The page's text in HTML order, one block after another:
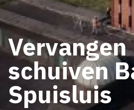
Vervangen
schuiven
Spuisluis